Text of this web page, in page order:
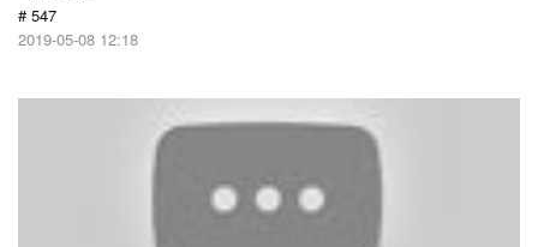
# 547
2019-05-08 12:18